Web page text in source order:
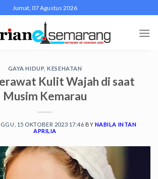
Jumat, 07 Agustus 2026
GAYA HIDUP ,KESEHATAN
Kulit Wajah di saat
Musim Kemarau
15 OKTOBER 2023 17:46 BY NABILA INTAN
APRILIA